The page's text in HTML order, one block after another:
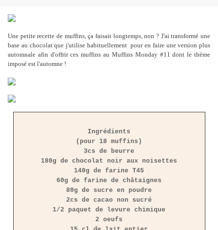
Une petite recette de muffins, ça faisait longtemps, non ? J'ai transformé une
base au chocolat que j'utilise habituellement pour en faire une version plus
automnale afin d'offrir ces muffins au Muffins Monday #11 dont le thème
imposé est l'automne !
Ingrédients
(pour 18 muffins)
3cs de beurre
180g de chocolat noir aux noisettes
140g de farine T45
60g de farine de châtaignes
80g de sucre en poudre
2cs de cacao non sucré
1/2 paquet de levure chimique
2 oeufs